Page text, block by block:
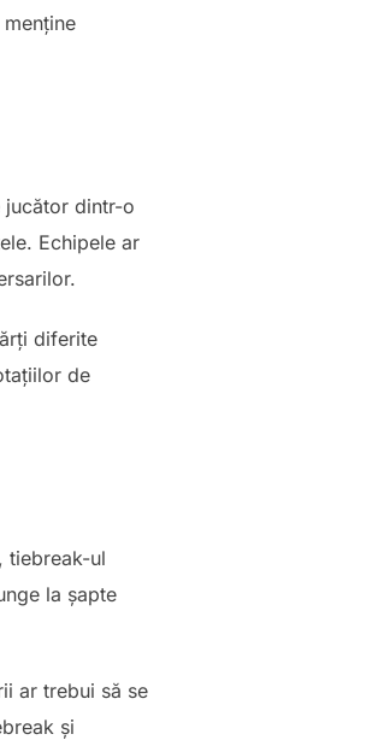
jucător dintr-o
Echipele ar
diferite
de
tiebreak-ul
la șapte
ar trebui să se
și